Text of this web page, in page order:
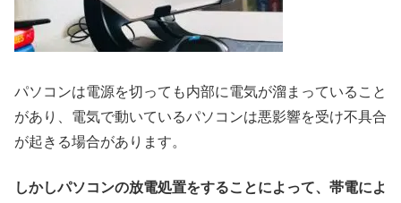
パソコンは電源を切っても内部に電気が溜まっていること
があり、電気で動いているパソコンは悪影響を受け不具合
が起きる場合があります。
しかしパソコンの放電処置をすることによって、帯電によ